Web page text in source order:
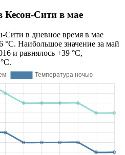
Кесон-Сити в мае
Сити в дневное время в мае
°C. Наибольшое значение за май
и равнялось +39 °C,